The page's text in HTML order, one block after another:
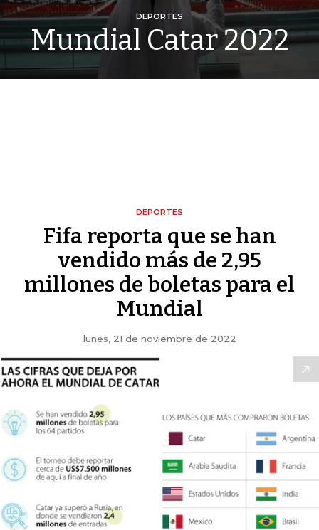
DEPORTES
Mundial Catar 2022
DEPORTES
Fifa reporta que se han
vendido más de 2,95
millones de boletas para el
Mundial
lunes, 21 de noviembre de 2022